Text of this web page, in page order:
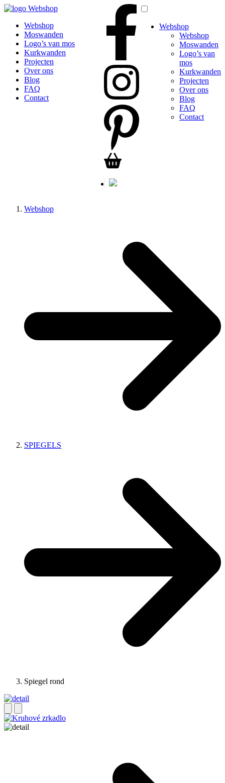
Webshop
Webshop
Moswanden
Logo’s van mos
Kurkwanden
Projecten
Over ons
Blog
FAQ
Contact
Webshop
Webshop
Moswanden
Logo’s van
mos
Kurkwanden
Projecten
Over ons
Blog
FAQ
Contact
Webshop
SPIEGELS
Spiegel rond